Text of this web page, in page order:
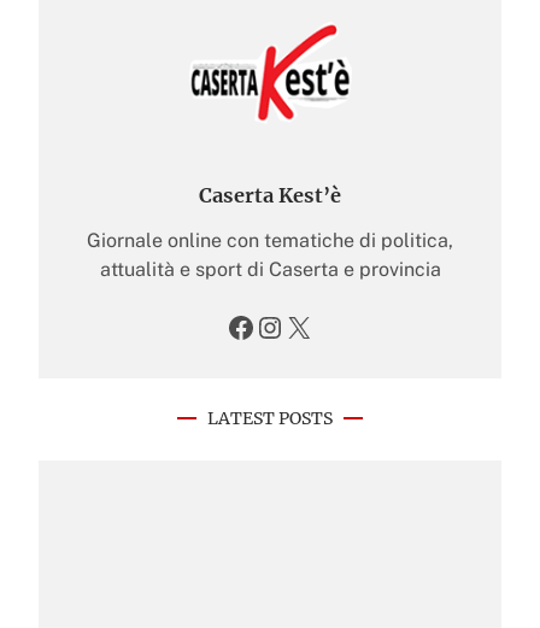
Caserta Kest’è
Giornale online con tematiche di politica,
attualità e sport di Caserta e provincia
Facebook Instagram X
LATEST POSTS